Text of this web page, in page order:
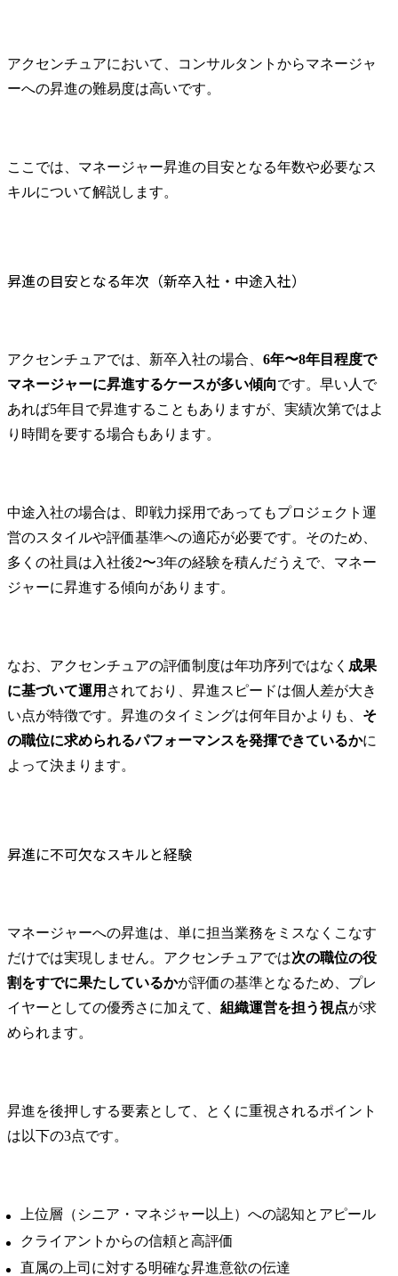
アクセンチュアにおいて、コンサルタントからマネージャ
ーへの昇進の難易度は高いです。
ここでは、マネージャー昇進の目安となる年数や必要なス
キルについて解説します。
昇進の目安となる年次（新卒入社・中途入社）
アクセンチュアでは、新卒入社の場合、 6年〜8年目程度で
マネージャーに昇進するケースが多い傾向です。早い人で
あれば5年目で昇進することもありますが、実績次第ではよ
り時間を要する場合もあります。
中途入社の場合は、即戦力採用であってもプロジェクト運
営のスタイルや評価基準への適応が必要です。そのため、
多くの社員は入社後2〜3年の経験を積んだうえで、マネー
ジャーに昇進する傾向があります。
なお、アクセンチュアの評価制度は年功序列ではなく 成果
に基づいて運用 されており、昇進スピードは個人差が大き
い点が特徴です。昇進のタイミングは何年目かよりも、 そ
の職位に求められるパフォーマンスを発揮できているかに
よって決まります。
昇進に不可欠なスキルと経験
マネージャーへの昇進は、単に担当業務をミスなくこなす
だけでは実現しません。アクセンチュアでは次の職位の役
割をすでに果たしているかが評価の基準となるため、プレ
イヤーとしての優秀さに加えて、 組織運営を担う視点が求
められます。
昇進を後押しする要素として、とくに重視されるポイント
は以下の3点です。
上位層（シニア・マネジャー以上）への認知とアピール
クライアントからの信頼と高評価
直属の上司に対する明確な昇進意欲の伝達